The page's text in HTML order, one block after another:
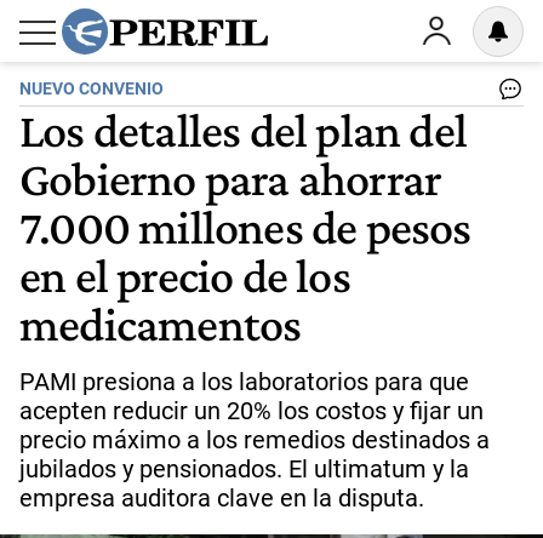
NUEVO CONVENIO
Los detalles del plan del
Gobierno para ahorrar
7.000 millones de pesos
en el precio de los
medicamentos
PAMI presiona a los laboratorios para que
acepten reducir un 20% los costos y fijar un
precio máximo a los remedios destinados a
jubilados y pensionados. El ultimatum y la
empresa auditora clave en la disputa.